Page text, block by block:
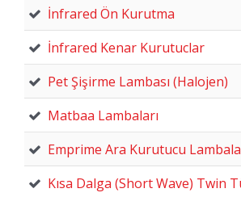
İnfrared Ön Kurutma
İnfrared Kenar Kurutuclar
Pet Şişirme Lambası (Halojen)
Matbaa Lambaları
Emprime Ara Kurutucu
Kısa Dalga (Short Wave) Twin